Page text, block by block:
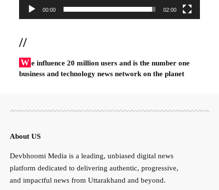
00:00 02:00
//
W e influence 20 million users and is the number one
business and technology news network on the planet
About US
Devbhoomi Media is a leading, unbiased digital news
platform dedicated to delivering authentic, progressive,
and impactful news from Uttarakhand and beyond.